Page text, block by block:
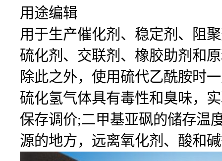
用途编辑
用于生产催化剂、稳定剂、阻
硫化剂、交联剂、橡胶助剂和
除此之外，使用硫代乙酰胺时
硫化氢气体具有毒性和臭味，
保存调价;二甲基亚砜的储存温
源的地方，远离氧化剂、酸和